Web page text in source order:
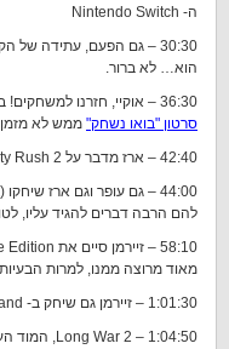
ה- Nintendo Switch
30:30 – גם הפעם, עתידה
הוא… לא ברור.
36:30 – אוקיי, חזרנו למשחקים! בתור התחלה, דקל מדבר על Steep, שהקלטנו לו
סרטון "בואו נשחק" ממש לא
42:40 – ארז מדבר על Gravity Rush 2.
להם הרבה דברים להגיד עליו,
מאוד מרוצה ממנו, למרות
1:01:30 – זיירמן גם שיחק ב- Pony Island, ויצא הרבה פחות מרוצה.
1:04:50 – Long War 2, המוד העצום ל- XCOM 2 ש